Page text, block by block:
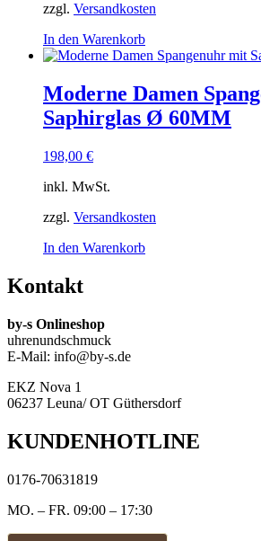
zzgl. Versandkosten
In den Warenkorb
Moderne Damen
Saphirglas Ø 60MM
198,00 €
inkl. MwSt.
zzgl. Versandkosten
In den Warenkorb
Kontakt
by-s Onlineshop
uhrenundschmuck
E-Mail: info@by-s.de
EKZ Nova 1
06237 Leuna/ OT Güthersdorf
KUNDENHOTLINE
0176-70631819
MO. – FR. 09:00 – 17:30